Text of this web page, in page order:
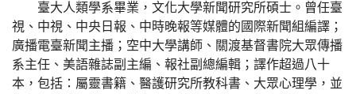
臺大人類學系畢業，文化大學新聞研究所碩士。曾任臺
視、中視、中央日報、中時晚報等媒體的國際新聞組編譯；
廣播電臺新聞主播；空中大學講師、關渡基督書院大眾傳播
系主任、美語雜誌副主編、報社副總編輯；譯作超過八十
本，包括：屬靈書籍、醫護研究所教科書、大眾心理學，並